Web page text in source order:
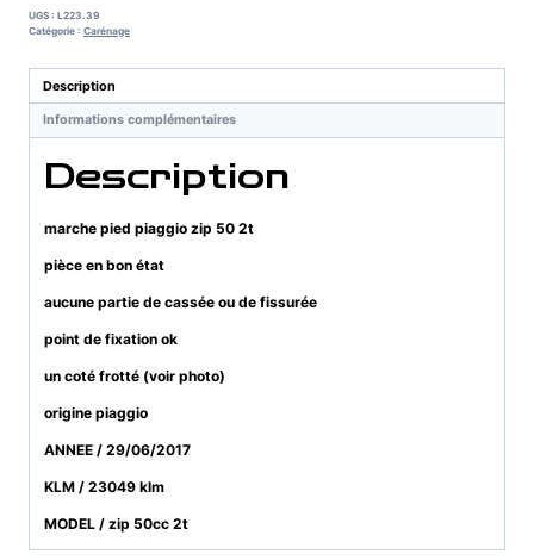
pied
piaggio
50
2t
UGS : L223.39
Catégorie : Carénage
Description
Informations complémentaires
Description
marche pied piaggio zip 50 2t
pièce en bon état
aucune partie de cassée ou de fissurée
point de fixation ok
un coté frotté (voir photo)
origine piaggio
ANNEE / 29/06/2017
KLM / 23049 klm
MODEL / zip 50cc 2t